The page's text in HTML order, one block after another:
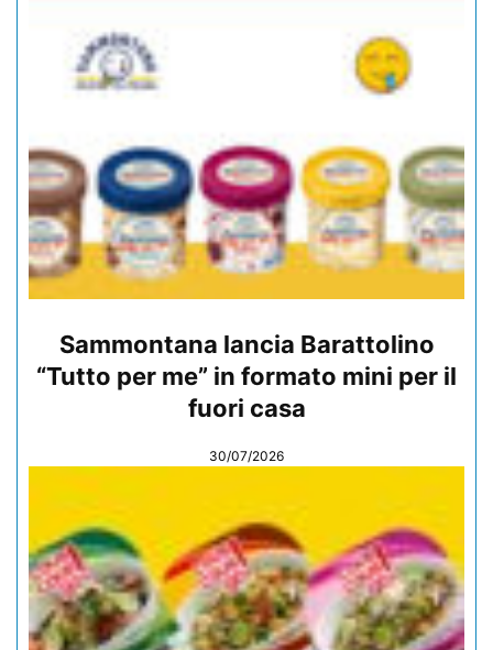
Sammontana lancia Barattolino
“Tutto per me” in formato mini per il
fuori casa
30/07/2026